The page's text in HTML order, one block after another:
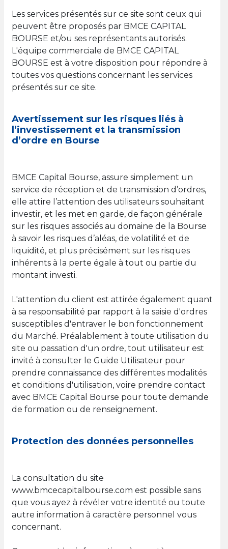
Les services présentés sur ce site sont ceux qui
peuvent être proposés par BMCE CAPITAL
BOURSE et/ou ses représentants autorisés.
L'équipe commerciale de BMCE CAPITAL
BOURSE est à votre disposition pour répondre à
toutes vos questions concernant les services
présentés sur ce site.
Avertissement sur les risques liés à
l’investissement et la transmission
d’ordre en Bourse
BMCE Capital Bourse, assure simplement un
service de réception et de transmission d’ordres,
elle attire l’attention des utilisateurs souhaitant
investir, et les met en garde, de façon générale
sur les risques associés au domaine de la Bourse
à savoir les risques d’aléas, de volatilité et de
liquidité, et plus précisément sur les risques
inhérents à la perte égale à tout ou partie du
montant investi.
L'attention du client est attirée également quant
à sa responsabilité par rapport à la saisie d'ordres
susceptibles d'entraver le bon fonctionnement
du Marché. Préalablement à toute utilisation du
site ou passation d'un ordre, tout utilisateur est
invité à consulter le Guide Utilisateur pour
prendre connaissance des différentes modalités
et conditions d'utilisation, voire prendre contact
avec BMCE Capital Bourse pour toute demande
de formation ou de renseignement.
Protection des données personnelles
La consultation du site
www.bmcecapitalbourse.com est possible sans
que vous ayez à révéler votre identité ou toute
autre information à caractère personnel vous
concernant.